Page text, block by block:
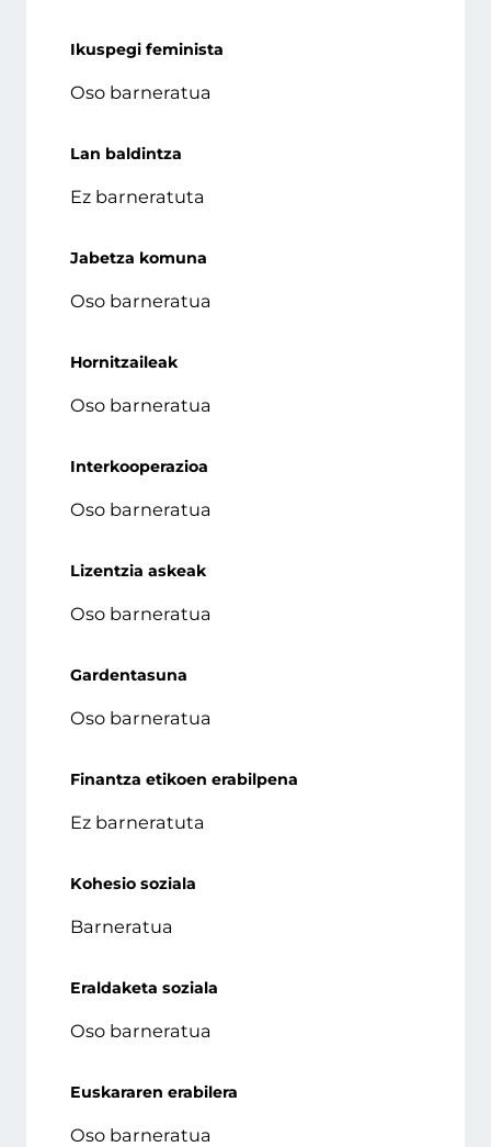
Ikuspegi feminista
Oso barneratua
Lan baldintza
Ez barneratuta
Jabetza komuna
Oso barneratua
Hornitzaileak
Oso barneratua
Interkooperazioa
Oso barneratua
Lizentzia askeak
Oso barneratua
Gardentasuna
Oso barneratua
Finantza etikoen erabilpena
Ez barneratuta
Kohesio soziala
Barneratua
Eraldaketa soziala
Oso barneratua
Euskararen erabilera
Oso barneratua